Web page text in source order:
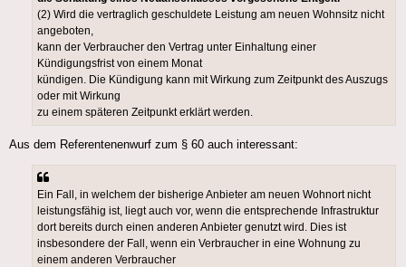
(2) Wird die vertraglich geschuldete Leistung am neuen Wohnsitz nicht
angeboten,
kann der Verbraucher den Vertrag unter Einhaltung einer
Kündigungsfrist von einem Monat
kündigen. Die Kündigung kann mit Wirkung zum Zeitpunkt des Auszugs
oder mit Wirkung
zu einem späteren Zeitpunkt erklärt werden.
Aus dem Referentenenwurf zum § 60 auch interessant:
Ein Fall, in welchem der bisherige Anbieter am neuen Wohnort nicht
leistungsfähig ist, liegt auch vor, wenn die entsprechende Infrastruktur
dort bereits durch einen anderen Anbieter genutzt wird. Dies ist
insbesondere der Fall, wenn ein Verbraucher in eine Wohnung zu
einem anderen Verbraucher